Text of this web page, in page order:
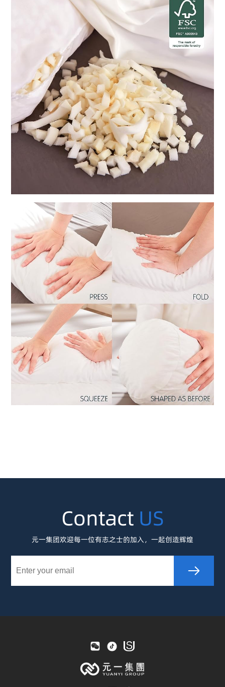
Contact US
元一集团欢迎每一位有志之士的加入，一起创造辉煌